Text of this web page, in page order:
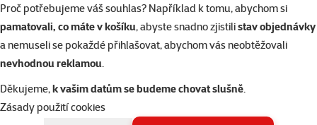
Proč potřebujeme váš souhlas? Například k tomu, abychom si
pamatovali, co máte v košíku, abyste snadno zjistilistav objednávky
a nemuseli se pokaždé přihlašovat, abychom vás neobtěžovali
nevhodnou reklamou.
Děkujeme,k vašim datům se budeme chovat slušně.
Zásady použití cookies
Skladem
Doprava zdarma
do košíku
Kočárek
Kenyone
Hodnocení 0%